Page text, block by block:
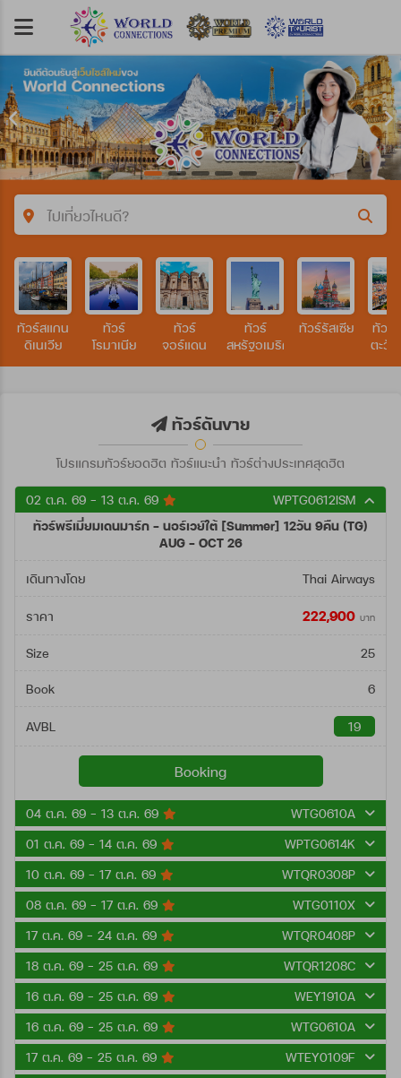
ไปเที่ยวไหนดี?
คำค้นหา/รหัสทัวร์
ประเทศ
ถึงวันที่
ค้นหา
ทัวร์สแกน
ดิเนเวีย
ทัวร์
โรมาเนีย
ทัวร์
จอร์แดน
ทัวร์
สหรัฐอเมริกา
ทัวร์รัสเซีย
ทัวร์
ตะวั
ทัวร์ดันขาย
โปรแกรมทัวร์ยอดฮิต ทัวร์แนะนำ ทัวร์ต่างประเทศสุดฮิต
02 ต.ค. 69 - 13 ต.ค. 69
WPTG0612ISM
ทัวร์พรีเมี่ยมเดนมาร์ก - นอร์เวย์ใต้ [Summer] 12วัน 9คืน (TG)
AUG - OCT 26
เดินทางโดย Thai Airways
ราคา 222,900 บาท
Size 25
Book 6
AVBL 19
Booking
04 ต.ค. 69 - 13 ต.ค. 69
WTG0610A
01 ต.ค. 69 - 14 ต.ค. 69
WPTG0614K
10 ต.ค. 69 - 17 ต.ค. 69
WTQR0308P
08 ต.ค. 69 - 17 ต.ค. 69
WTG0110X
17 ต.ค. 69 - 24 ต.ค. 69
WTQR0408P
18 ต.ค. 69 - 25 ต.ค. 69
WTQR1208C
16 ต.ค. 69 - 25 ต.ค. 69
WEY1910A
16 ต.ค. 69 - 25 ต.ค. 69
WTG0610A
17 ต.ค. 69 - 25 ต.ค. 69
WTEY0109F